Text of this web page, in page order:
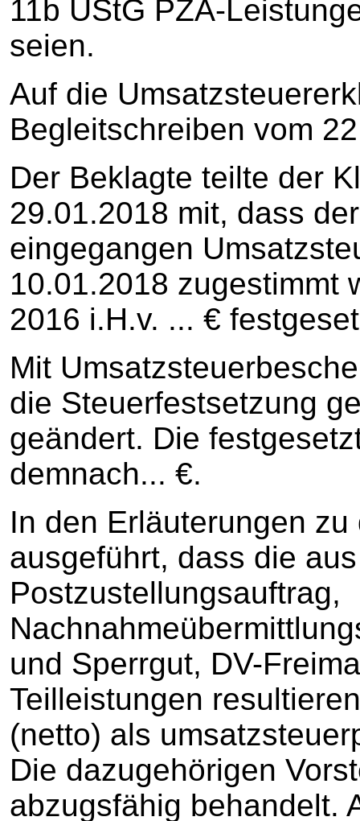
11b UStG PZA-
seien.
Auf die
Begleitschreiben vom
Der Beklagte teilte der
29.01.2018 mit, dass
eingegangen
10.01.2018 zugestimmt
2016 i.H.v. ... €
Mit
die Steuerfestsetzung
geändert. Die
demnach... €.
In den Erläuterungen
ausgeführt, dass die
Postzustellungsauftrag,
und Sperrgut, DV-
Teilleistungen
(netto) als
Die dazugehörigen
abzugsfähig behandelt.